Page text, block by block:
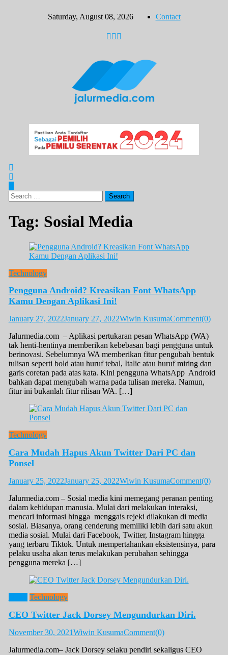
Saturday, August 08, 2026 Contact
Search
for:
Tag: Sosial Media
Technology
Pengguna Android? Kreasikan Font WhatsApp
Kamu Dengan Aplikasi Ini!
January 27, 2022January 27, 2022Wiwin KusumaComment(0)
Jalurmedia.com – Aplikasi pertukaran pesan WhatsApp (WA)
tak henti-hentinya memberikan kebebasan bagi pengguna untuk
berinovasi. Sebelumnya WA memberikan fitur pengubah bentuk
tulisan seperti bold atau huruf tebal, Italic atau huruf miring dan
garis coretan pada atas kata. Kini pengguna WhatsApp Android
bahkan dapat mengubah warna pada tulisan mereka. Namun,
fitur ini bukanlah fitur rilisan WA. […]
Technology
Cara Mudah Hapus Akun Twitter Dari PC dan
Ponsel
January 25, 2022January 25, 2022Wiwin KusumaComment(0)
Jalurmedia.com – Sosial media kini memegang peranan penting
dalam kehidupan manusia. Mulai dari melakukan interaksi,
mencari informasi hingga menggais rejeki dilakukan di media
sosial. Biasanya, orang cenderung memiliki lebih dari satu akun
media sosial. Mulai dari Facebook, Twitter, Instagram hingga
yang terbaru Tiktok. Untuk mempertahankan eksistensinya, para
pelaku usaha akan terus melakukan perubahan sehingga
pengguna mereka […]
Technology
CEO Twitter Jack Dorsey Mengundurkan Diri.
November 30, 2021Wiwin KusumaComment(0)
Jalurmedia.com– Jack Dorsey selaku pendiri sekaligus CEO